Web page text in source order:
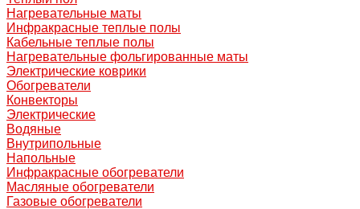
Нагревательные маты
Инфракрасные теплые полы
Кабельные теплые полы
Нагревательные фольгированные маты
Электрические коврики
Обогреватели
Конвекторы
Электрические
Водяные
Внутрипольные
Напольные
Инфракрасные обогреватели
Масляные обогреватели
Газовые обогреватели